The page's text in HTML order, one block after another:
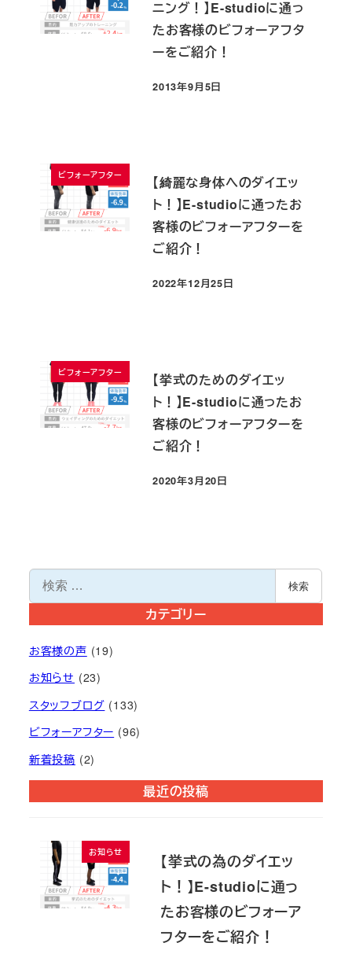
ニング！】E-studioに通っ
たお客様のビフォーアフタ
ーをご紹介！
投稿日
2013年9月5日
ビフォーアフター
【綺麗な身体へのダイエッ
ト！】E-studioに通ったお
客様のビフォーアフターを
ご紹介！
投稿日
2022年12月25日
ビフォーアフター
【挙式のためのダイエッ
ト！】E-studioに通ったお
客様のビフォーアフターを
ご紹介！
投稿日
2020年3月20日
索
検索
カテゴリー
お客様の声 (19)
お知らせ (23)
スタッフブログ (133)
ビフォーアフター (96)
新着投稿 (2)
最近の投稿
お知らせ
【挙式の為のダイエッ
ト！】E-studioに通っ
たお客様のビフォーア
フターをご紹介！